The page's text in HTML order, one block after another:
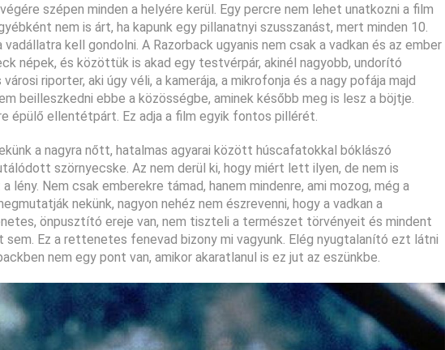
szépen minden a helyére kerül. Egy percre nem lehet unatkozni a film
nem is árt, ha kapunk egy pillanatnyi szusszanást, mert minden 10.
kell gondolni. A Razorback ugyanis nem csak a vadkan és az ember
népek, és közöttük is akad egy testvérpár, akinél nagyobb, undorító
riporter, aki úgy véli, a kamerája, a mikrofonja és a nagy pofája majd
beilleszkedni ebbe a közösségbe, aminek később meg is lesz a böjtje.
épülő ellentétpárt. Ez adja a film egyik fontos pillérét.
a nagyra nőtt, hatalmas agyarai között húscafatokkal bóklászó
szörnyecske. Az nem derül ki, hogy miért lett ilyen, de nem is
lény. Nem csak emberekre támad, hanem mindenre, ami mozog, még a
nekünk, nagyon nehéz nem észrevenni, hogy a vadkan a
önpusztító ereje van, nem tiszteli a természet törvényeit és mindent
Ez a rettenetes fenevad bizony mi vagyunk. Elég nyugtalanító ezt látni
nem egy pont van, amikor akaratlanul is ez jut az eszünkbe.